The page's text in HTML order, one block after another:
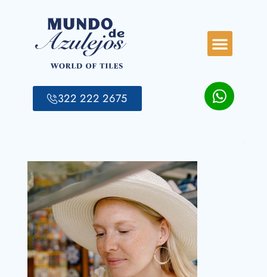
322 222 2675